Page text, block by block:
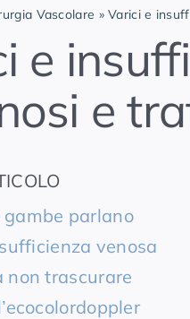
Vascolare »Varici e
e
e
gambe parlano
venosa
non trascurare